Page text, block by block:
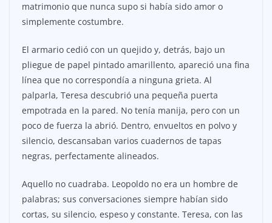
matrimonio que nunca supo si había sido amor o
simplemente costumbre.
El armario cedió con un quejido y, detrás, bajo un
pliegue de papel pintado amarillento, apareció una fina
línea que no correspondía a ninguna grieta. Al
palparla, Teresa descubrió una pequeña puerta
empotrada en la pared. No tenía manija, pero con un
poco de fuerza la abrió. Dentro, envueltos en polvo y
silencio, descansaban varios cuadernos de tapas
negras, perfectamente alineados.
Aquello no cuadraba. Leopoldo no era un hombre de
palabras; sus conversaciones siempre habían sido
cortas, su silencio, espeso y constante. Teresa, con las